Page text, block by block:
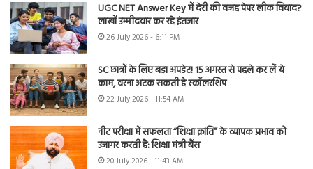
UGC NET Answer Key में देरी की वजह पेपर लीक विवाद?
लाखों उम्मीदवार कर रहे इंतजार
26 July 2026 - 6:11 PM
SC छात्रों के लिए बड़ा अपडेट! 15 अगस्त से पहले कर लें ये
काम, वरना अटक सकती है स्कॉलरशिप
22 July 2026 - 11:54 AM
नीट परीक्षा में सफलता “शिक्षा क्रांति” के व्यापक प्रभाव को
उजागर करती है: शिक्षा मंत्री बैंस
20 July 2026 - 11:43 AM